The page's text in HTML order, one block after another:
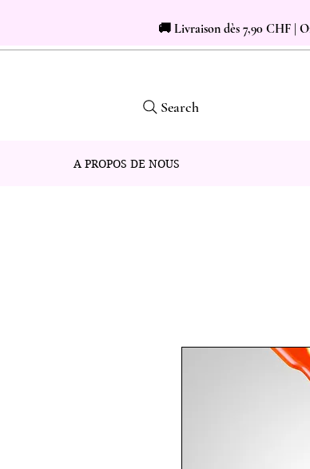
🚚 Livraison dès 7,90 CHF |
Search
A PROPOS DE NOUS